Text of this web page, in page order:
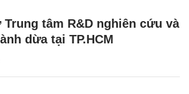
tâm R&D nghiên cứu và
dừa tại TP.HCM